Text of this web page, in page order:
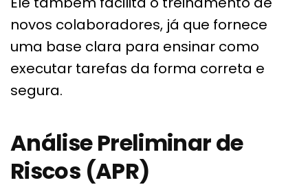
novos colaboradores, já que fornece
uma base clara para ensinar como
executar tarefas da forma correta e
segura.
Análise Preliminar de
Riscos (APR)